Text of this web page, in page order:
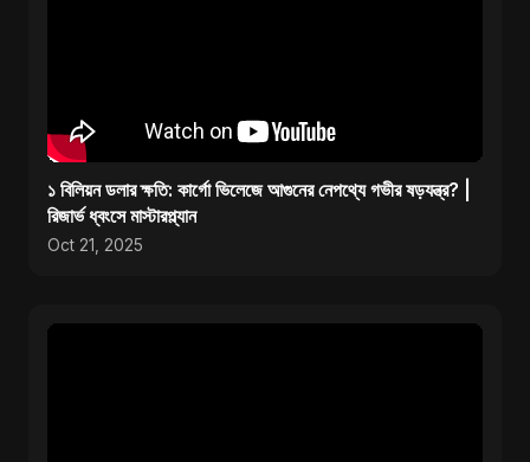
১ বিলিয়ন ডলার ক্ষতি: কার্গো ভিলেজে আগুনের নেপথ্যে গভীর ষড়যন্ত্র? |
রিজার্ভ ধ্বংসে মাস্টারপ্ল্যান
Oct 21, 2025